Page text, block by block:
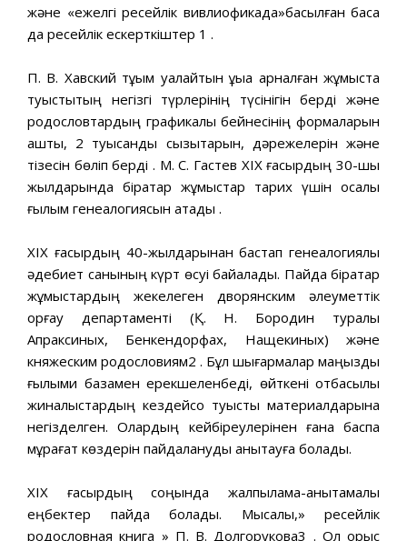
және «ежелгі ресейлік вивлиофикада»басылған басқа
да ресейлік ескерткіштер 1 .
П. В. Хавский тұқым қуалайтын құқыққа арналған жұмыста
туыстықтың негізгі түрлерінің түсінігін берді және
родословтардың графикалық бейнесінің формаларын
ашты, 2 туысқандық сызықтарын, дәрежелерін және
тізесін бөліп берді . М. С. Гастев XIX ғасырдың 30-шы
жылдарында бірқатар жұмыстар тарих үшін қосалқы
ғылым генеалогиясын атады .
ХІХ ғасырдың 40-жылдарынан бастап генеалогиялық
әдебиет санының күрт өсуі байқалады. Пайда бірқатар
жұмыстардың жекелеген дворянским әлеуметтік
қорғау департаменті (Қ. Н. Бородин туралы
Апраксиных, Бенкендорфах, Нащекиных) және
княжеским родословиям2 . Бұл шығармалар маңызды
ғылыми базамен ерекшеленбеді, өйткені отбасылық
жиналыстардың кездейсоқ туыстық материалдарына
негізделген. Олардың кейбіреулерінен ғана баспа
мұрағат көздерін пайдалануды анықтауға болады.
ХІХ ғасырдың соңында жалпылама-анықтамалық
еңбектер пайда болады. Мысалы,» ресейлік
родословная книга » П. В. Долгорукова3 . Ол орыс